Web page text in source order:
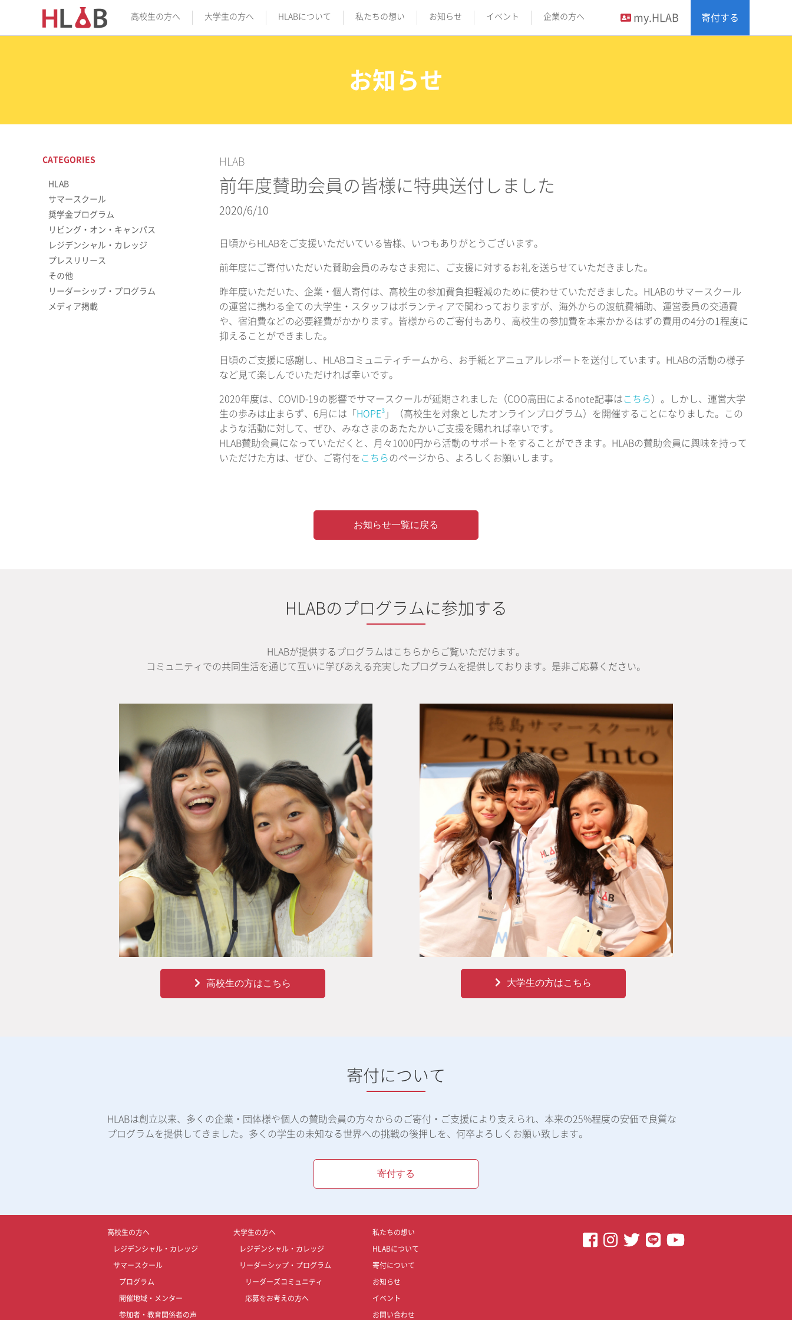
高校生の方へ 大学生の方へ HLABについて 私たちの想い お知らせ イベント 企業の方へ my.HLAB 寄付する
お知らせ
HLAB
前年度賛助会員の皆様に特典送付しました
2020/6/10
日頃からHLABをご支援いただいている皆様、いつもありがとうございます。
前年度にご寄付いただいた賛助会員のみなさま宛に、ご支援に対するお礼を送らせていただきました。
昨年度いただいた、企業・個人寄付は、高校生の参加費負担軽減のために使わせていただきました。HLABのサマースクール
の運営に携わる全ての大学生・スタッフはボランティアで関わっておりますが、海外からの渡航費補助、運営委員の交通費
や、宿泊費などの必要経費がかかります。皆様からのご寄付もあり、高校生の参加費を本来かかるはずの費用の4分の1程度に
抑えることができました。
日頃のご支援に感謝し、HLABコミュニティチームから、お手紙とアニュアルレポートを送付しています。HLABの活動の様子
など見て楽しんでいただければ幸いです。
2020年度は、COVID-19の影響でサマースクールが延期されました（COO高田によるnote記事は こちら ）。しかし、運営大学
生の歩みは止まらず、6月には「 HOPE³ 」（高校生を対象としたオンラインプログラム）を開催することになりました。この
ような活動に対して、ぜひ、みなさまのあたたかいご支援を賜れれば幸いです。
HLAB賛助会員になっていただくと、月々1000円から活動のサポートをすることができます。HLABの賛助会員に興味を持って
いただけた方は、ぜひ、ご寄付を こちらのページから、よろしくお願いします。
お知らせ一覧に戻る
CATEGORIES
HLAB
サマースクール
奨学金プログラム
リビング・オン・キャンパス
レジデンシャル・カレッジ
プレスリリース
その他
リーダーシップ・プログラム
メディア掲載
HLABのプログラムに参加する
HLABが提供するプログラムはこちらからご覧いただけます。
コミュニティでの共同生活を通じて互いに学びあえる充実したプログラムを提供しております。是非ご応募ください。
高校生の方はこちら 大学生の方はこちら
寄付について
HLABは創立以来、多くの企業・団体様や個人の賛助会員の方々からのご寄付・ご支援により支えられ、本来の25%程度の安価で良質な
プログラムを提供してきました。多くの学生の未知なる世界への挑戦の後押しを、何卒よろしくお願い致します。
寄付する
高校生の方へ
レジデンシャル・カレッジ
サマースクール
プログラム
開催地域・メンター
参加者・教育関係者の声
大学生の方へ
レジデンシャル・カレッジ
リーダーシップ・プログラム
リーダーズコミュニティ
応募をお考えの方へ
私たちの想い
HLABについて
寄付について
お知らせ
イベント
お問い合わせ